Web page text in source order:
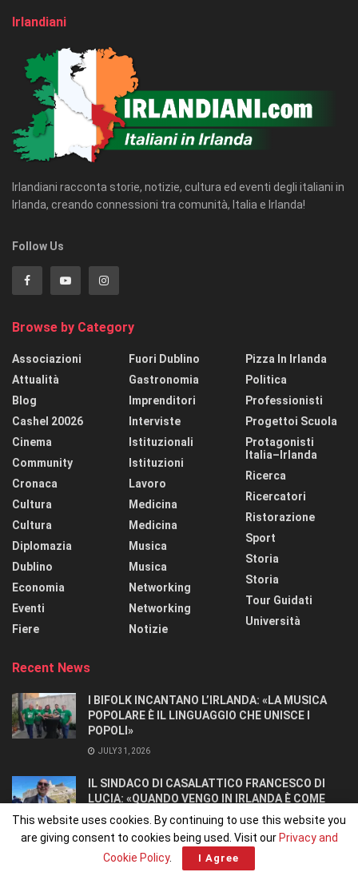
Irlandiani
Irlandiani racconta storie, notizie, cultura ed eventi degli italiani in
Irlanda, creando connessioni tra comunità, Italia e Irlanda!
Follow Us
Browse by Category
Associazioni
Attualità
Blog
Cashel 20026
Cinema
Community
Cronaca
Cultura
Cultura
Diplomazia
Dublino
Economia
Eventi
Fiere
Fuori Dublino
Gastronomia
Imprenditori
Interviste
Istituzionali
Istituzioni
Lavoro
Medicina
Medicina
Musica
Musica
Networking
Networking
Notizie
Pizza In Irlanda
Politica
Professionisti
Progettoi Scuola
Protagonisti
Italia–Irlanda
Ricerca
Ricercatori
Ristorazione
Sport
Storia
Storia
Tour Guidati
Università
Recent News
I BIFOLK INCANTANO L’IRLANDA: «LA MUSICA
POPOLARE È IL LINGUAGGIO CHE UNISCE I
POPOLI»
JULY 31, 2026
IL SINDACO DI CASALATTICO FRANCESCO DI
LUCIA: «QUANDO VENGO IN IRLANDA È COME
TORNARE A CASA».
JULY 27, 2026
This website uses cookies. By continuing to use this website you
are giving consent to cookies being used. Visit our Privacy and
Cookie Policy. I Agree